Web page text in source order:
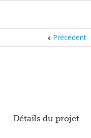
Précédent
Détails du projet